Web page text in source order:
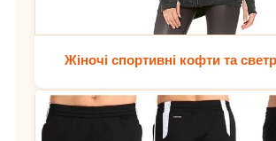
Жіночі спортивні кофти та